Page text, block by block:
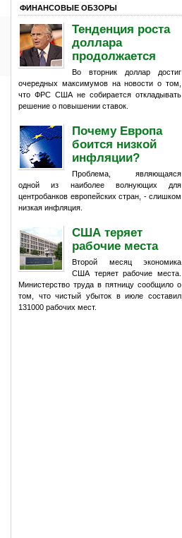
ФИНАНСОВЫЕ ОБЗОРЫ
Тенденция роста
доллара
продолжается
Во вторник доллар достиг
очередных максимумов на новости о том,
что ФРС США не собирается откладывать
решение о повышении ставок.
Почему Европа
боится низкой
инфляции?
Проблема, являющаяся
одной из наиболее волнующих для
центробанков европейских стран, - слишком
низкая инфляция.
США теряет
рабочие места
Второй месяц экономика
США теряет рабочие места.
Министерство труда в пятницу сообщило о
том, что чистый убыток в июле составил
131000 рабочих мест.